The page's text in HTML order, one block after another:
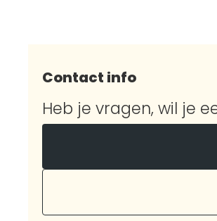
Contact info
Heb je vragen, wil je